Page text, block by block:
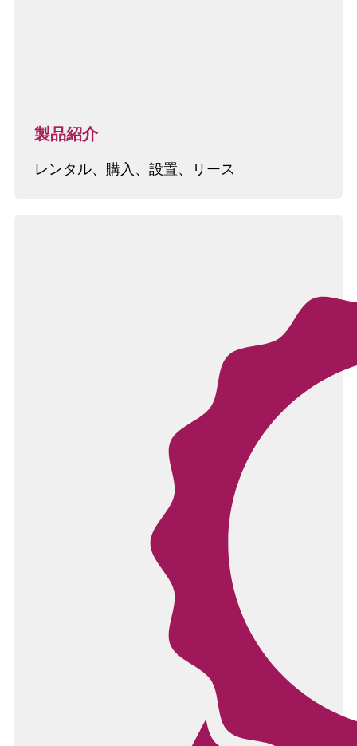
製品紹介
レンタル、購入、設置、リース